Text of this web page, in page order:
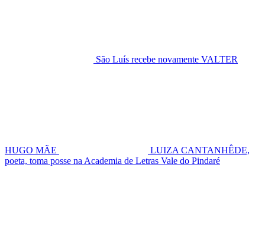
São Luís recebe novamente VALTER
HUGO MÃE
LUIZA CANTANHÊDE,
poeta, toma posse na Academia de Letras Vale do Pindaré